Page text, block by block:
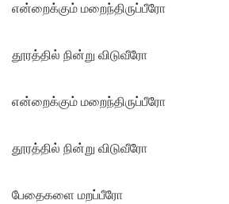
என்றைக்கும் மறைந்திருப்பீரோ
தூரத்தில் நின்று விடுவீரோ
என்றைக்கும் மறைந்திருப்பீரோ
தூரத்தில் நின்று விடுவீரோ
பேதைகளை மறப்பீரோ